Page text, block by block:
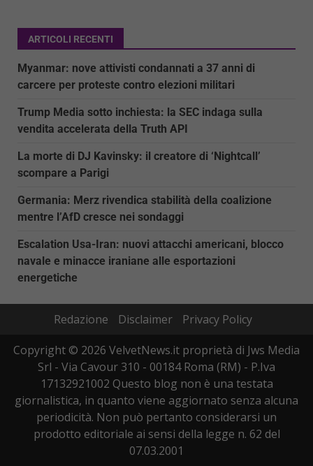
ARTICOLI RECENTI
Myanmar: nove attivisti condannati a 37 anni di
carcere per proteste contro elezioni militari
Trump Media sotto inchiesta: la SEC indaga sulla
vendita accelerata della Truth API
La morte di DJ Kavinsky: il creatore di ‘Nightcall’
scompare a Parigi
Germania: Merz rivendica stabilità della coalizione
mentre l’AfD cresce nei sondaggi
Escalation Usa-Iran: nuovi attacchi americani, blocco
navale e minacce iraniane alle esportazioni
energetiche
Redazione Disclaimer
Privacy Policy
Copyright © 2026 VelvetNews.it proprietà di Jws Media
Srl - Via Cavour 310 - 00184 Roma (RM) - P.Iva
17132921002 Questo blog non è una testata
giornalistica, in quanto viene aggiornato senza alcuna
periodicità. Non può pertanto considerarsi un
prodotto editoriale ai sensi della legge n. 62 del
07.03.2001